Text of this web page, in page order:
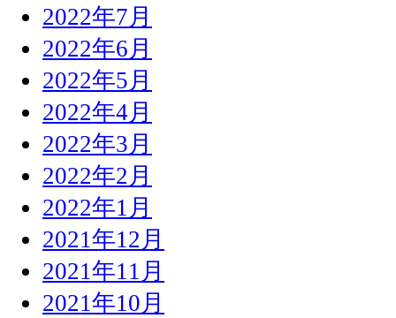
2022年7月
2022年6月
2022年5月
2022年4月
2022年3月
2022年2月
2022年1月
2021年12月
2021年11月
2021年10月